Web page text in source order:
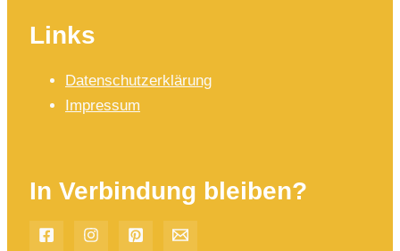
Links
Datenschutzerklärung
Impressum
In Verbindung bleiben?